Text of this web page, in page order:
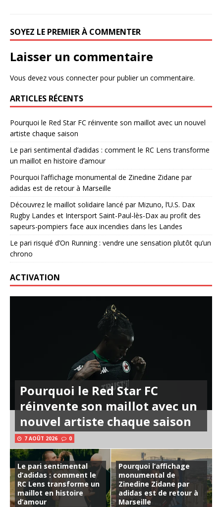
SOYEZ LE PREMIER À COMMENTER
Laisser un commentaire
Vous devez vous connecterpour publier un commentaire.
ARTICLES RÉCENTS
Pourquoi le Red Star FC réinvente son maillot avec un nouvel
artiste chaque saison
Le pari sentimental d’adidas : comment le RC Lens transforme
un maillot en histoire d’amour
Pourquoi l’affichage monumental de Zinedine Zidane par
adidas est de retour à Marseille
Découvrez le maillot solidaire lancé par Mizuno, l’U.S. Dax
Rugby Landes et Intersport Saint-Paul-lès-Dax au profit des
sapeurs-pompiers face aux incendies dans les Landes
Le pari risqué d’On Running : vendre une sensation plutôt qu’un
chrono
ACTIVATION
Pourquoi le Red Star FC
réinvente son maillot avec un
nouvel artiste chaque saison
7 AOÛT 2026 0
Le pari sentimental
d’adidas : comment le
RC Lens transforme un
maillot en histoire
d’amour
Pourquoi l’affichage
monumental de
Zinedine Zidane par
adidas est de retour à
Marseille